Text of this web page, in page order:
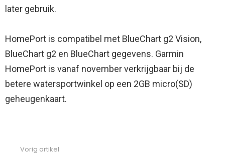
later gebruik.
HomePort is compatibel met BlueChart g2 Vision,
BlueChart g2 en BlueChart gegevens. Garmin
HomePort is vanaf november verkrijgbaar bij de
betere watersportwinkel op een 2GB micro(SD)
geheugenkaart.
Vorig artikel